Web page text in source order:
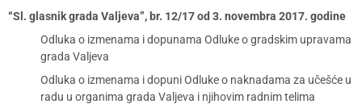
“Sl. glasnik grada Valjeva”, br. 12/17 od 3. novembra 2017. godine
Odluka o izmenama i dopunama Odluke o gradskim upravama
grada Valjeva
Odluka o izmenama i dopuni Odluke o naknadama za učešće u
radu u organima grada Valjeva i njihovim radnim telima